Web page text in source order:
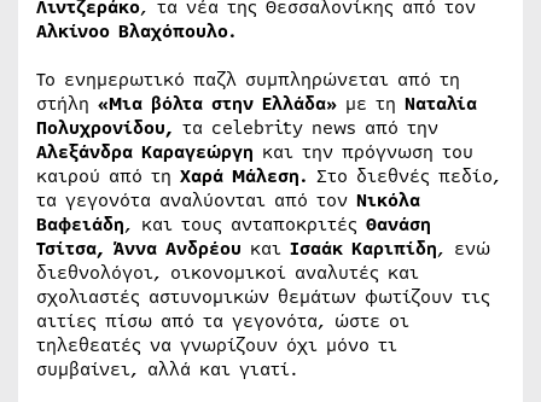
Λιντζεράκο, τα νέα της Θεσσαλονίκης από τον
Αλκίνοο Βλαχόπουλο.
Το ενημερωτικό παζλ συμπληρώνεται από τη
στήλη «Μια βόλτα στην Ελλάδα» με τη Ναταλία
Πολυχρονίδου, τα celebrity news από την
Αλεξάνδρα Καραγεώργη και την πρόγνωση του
καιρού από τη Χαρά Μάλεση. Στο διεθνές πεδίο,
τα γεγονότα αναλύονται από τον Νικόλα
Βαφειάδη, και τους ανταποκριτές Θανάση
Τσίτσα, Άννα Ανδρέου και Ισαάκ Καριπίδη, ενώ
διεθνολόγοι, οικονομικοί αναλυτές και
σχολιαστές αστυνομικών θεμάτων φωτίζουν τις
αιτίες πίσω από τα γεγονότα, ώστε οι
τηλεθεατές να γνωρίζουν όχι μόνο τι
συμβαίνει, αλλά και γιατί.